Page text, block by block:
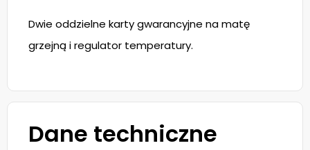
Dwie oddzielne karty gwarancyjne na matę
grzejną i regulator temperatury.
Dane techniczne